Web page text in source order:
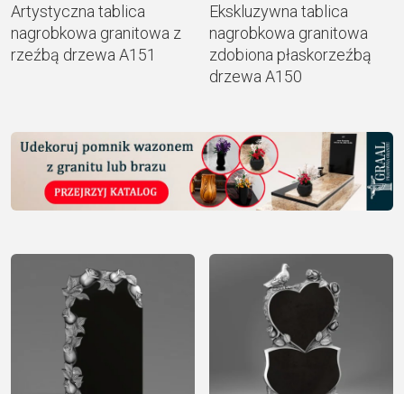
Artystyczna tablica
nagrobkowa granitowa z
rzeźbą drzewa A151
Ekskluzywna tablica
nagrobkowa granitowa
zdobiona płaskorzeźbą
drzewa A150